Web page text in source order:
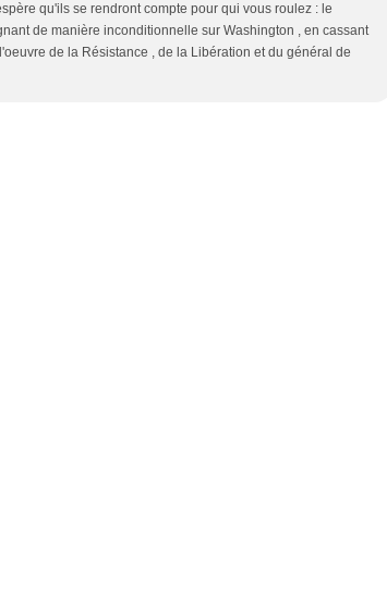
qu'ils se rendront compte pour qui vous roulez : le
de manière inconditionnelle sur Washington , en cassant
de la Résistance , de la Libération et du général de